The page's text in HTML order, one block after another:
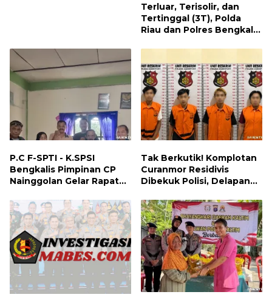
Terluar, Terisolir, dan
Tertinggal (3T), Polda
Riau dan Polres Bengkalis
Kesehatan Gratis, hingga
Dialog Kebangsaan di
Rupat
P.C F-SPTI - K.SPSI
Bengkalis Pimpinan CP
Nainggolan Gelar Rapat
dan Ranting Khusus
Tak Berkutik! Komplotan
Curanmor Residivis
Dibekuk Polisi, Delapan
Candipuro Terungkap